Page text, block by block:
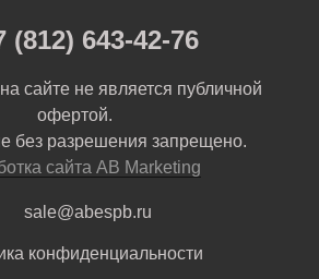
(812) 643-42-76
сайте не является публичной
офертой.
без разрешения запрещено.
сайта AB Marketing
sale@abespb.ru
конфиденциальности